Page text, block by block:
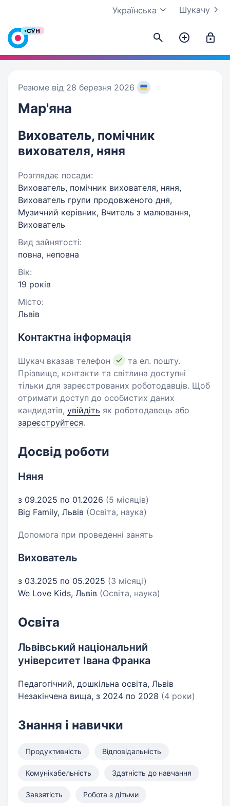
Шукачу
Українська
Резюме від 28 березня 2026
Мар'яна
Вихователь, помічник
вихователя, няня
Розглядає посади:
Вихователь, помічник вихователя, няня,
Вихователь групи продовженого дня,
Музичний керівник, Вчитель з малювання,
Вихователь
Вид зайнятості:
повна, неповна
Вік:
19 років
Місто:
Львів
Контактна інформація
Шукач вказав телефон
та ел. пошту.
Прізвище, контакти та світлина доступні
тільки для зареєстрованих роботодавців. Щоб
отримати доступ до особистих даних
кандидатів, увійдіть як роботодавець або
зареєструйтеся.
Досвід роботи
Няня
з 09.2025 по 01.2026 (5 місяців)
Big Family, Львів (Освіта, наука)
Допомога при проведенні занять
Вихователь
з 03.2025 по 05.2025 (3 місяці)
We Love Kids, Львів (Освіта, наука)
Освіта
Львівський національний
університет Івана Франка
Педагогічний, дошкільна освіта, Львів
Незакінчена вища, з 2024 по 2028 (4 роки)
Знання і навички
Продуктивність Відповідальність
Комунікабельність Здатність до навчання
Завзятість Робота з дітьми